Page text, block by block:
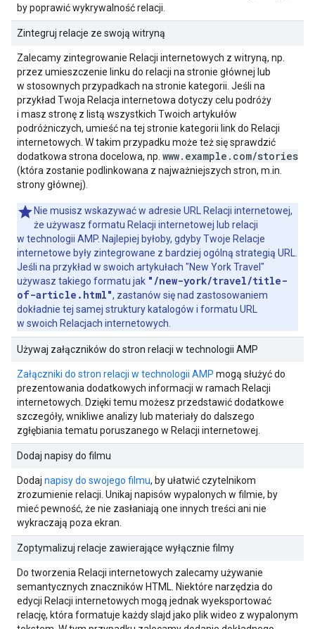
by poprawić wykrywalność relacji.
Zintegruj relacje ze swoją witryną
Zalecamy zintegrowanie Relacji internetowych z witryną, np.
przez umieszczenie linku do relacji na stronie głównej lub
w stosownych przypadkach na stronie kategorii. Jeśli na
przykład Twoja Relacja internetowa dotyczy celu podróży
i masz stronę z listą wszystkich Twoich artykułów
podróżniczych, umieść na tej stronie kategorii link do Relacji
internetowych. W takim przypadku może też się sprawdzić
dodatkowa strona docelowa, np. www.example.com/stories
(która zostanie podlinkowana z najważniejszych stron, m.in.
strony głównej).
Nie musisz wskazywać w adresie URL Relacji internetowej,
że używasz formatu Relacji internetowej lub relacji
w technologii AMP. Najlepiej byłoby, gdyby Twoje Relacje
internetowe były zintegrowane z bardziej ogólną strategią URL.
Jeśli na przykład w swoich artykułach "New York Travel"
używasz takiego formatu jak "/new-york/travel/title-
of-article.html", zastanów się nad zastosowaniem
dokładnie tej samej struktury katalogów i formatu URL
w swoich Relacjach internetowych.
Używaj załączników do stron relacji w technologii AMP
Załączniki do stron relacji w technologii AMP mogą służyć do
prezentowania dodatkowych informacji w ramach Relacji
internetowych. Dzięki temu możesz przedstawić dodatkowe
szczegóły, wnikliwe analizy lub materiały do dalszego
zgłębiania tematu poruszanego w Relacji internetowej.
Dodaj napisy do filmu
Dodaj napisy do swojego filmu, by ułatwić czytelnikom
zrozumienie relacji. Unikaj napisów wypalonych w filmie, by
mieć pewność, że nie zasłaniają one innych treści ani nie
wykraczają poza ekran.
Zoptymalizuj relacje zawierające wyłącznie filmy
Do tworzenia Relacji internetowych zalecamy używanie
semantycznych znaczników HTML. Niektóre narzędzia do
edycji Relacji internetowych mogą jednak wyeksportować
relację, która formatuje każdy slajd jako plik wideo z wypalonym